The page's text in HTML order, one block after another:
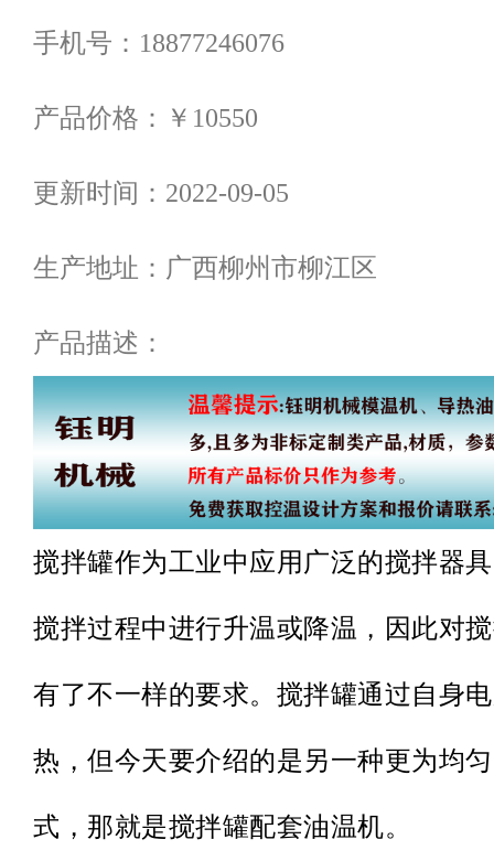
手机号： 18877246076
产品价格： ￥10550
更新时间： 2022-09-05
生产地址： 广西柳州市柳江区
产品描述：
搅拌罐作为工业中应用广泛的搅拌器
搅拌过程中进行升温或降温，因此对
有了不一样的要求。搅拌罐通过自身
热，但今天要介绍的是另一种更为均
式，那就是搅拌罐配套油温机。